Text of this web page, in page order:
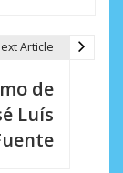
Article
de
Luís